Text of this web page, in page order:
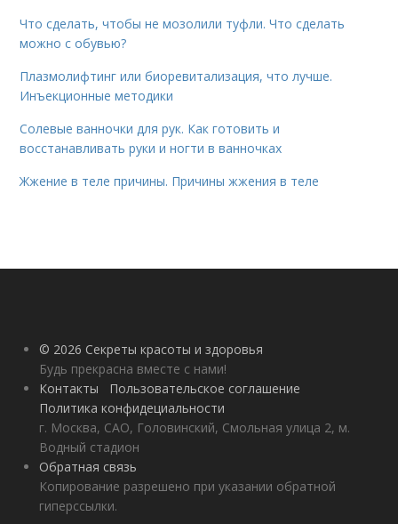
Что сделать, чтобы не мозолили туфли. Что сделать
можно с обувью?
Плазмолифтинг или биоревитализация, что лучше.
Инъекционные методики
Солевые ванночки для рук. Как готовить и
восстанавливать руки и ногти в ванночках
Жжение в теле причины. Причины жжения в теле
© 2026 Секреты красоты и здоровья
Будь прекрасна вместе с нами!
Контакты
Пользовательское соглашение
Политика конфидециальности
г. Москва, САО, Головинский, Смольная улица 2, м.
Водный стадион
Обратная связь
Копирование разрешено при указании обратной
гиперссылки.